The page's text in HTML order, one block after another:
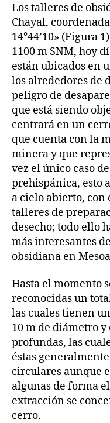
Los talleres de
Chayal,
14°44’10» (Figura
1100 m SNM, hoy
están ubicados en
los alrededores de
peligro de
que está siendo
centrará en un
que cuenta con la
minera y que
vez el único caso
prehispánica, esto
a cielo abierto, con
talleres de
desecho; todo ello
más interesantes
obsidiana en
Hasta el momento
reconocidas un
las cuales tienen
10 m de diámetro
profundas, las
éstas
circulares aunque
algunas de forma
extracción se
cerro.